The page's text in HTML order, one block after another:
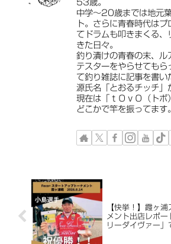
53歳。
中学〜20歳までは地元
ト。さらに青春時代は
てドラムも叩きまくる、
きた日々。
釣り漬けの青春の末、ル
テスターをやらせてもら
て釣り雑誌に記事を書い
源氏名「とおるチッチ」
現在は「ｔＯｖＯ（トボ
どこかで竿を振ってます。
【快挙！】霞ヶ
メント出店レポー
リーダイヴァー」